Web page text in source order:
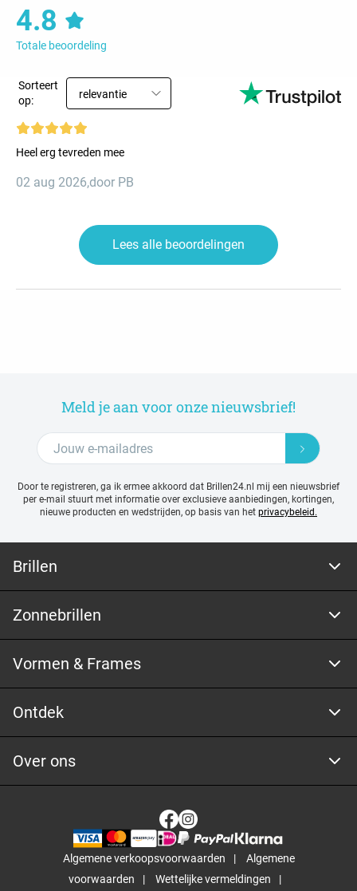
4.8
Totale beoordeling
Sorteert
op:
relevantie
Heel erg tevreden mee
02 aug 2026,door PB
Lees alle beoordelingen
Meld je aan voor onze nieuwsbrief!
Door te registreren, ga ik ermee akkoord dat Brillen24.nl mij een nieuwsbrief
per e-mail stuurt met informatie over exclusieve aanbiedingen, kortingen,
nieuwe producten en wedstrijden, op basis van het privacybeleid.
Brillen
Zonnebrillen
Vormen & Frames
Ontdek
Over ons
Algemene verkoopsvoorwaarden
Algemene
voorwaarden
Wettelijke vermeldingen